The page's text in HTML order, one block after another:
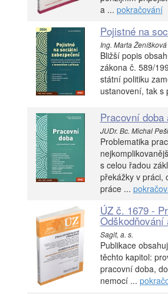
a ... pokračování
Pojistné na
Ing. Marta
Bližší popis
zákona č. 589/
státní politiku
ustanovení, tak s
Pracovní
JUDr. Bc. Michal
Problematika
s celou řadou
překážky v práci,
práce ...
ÚZ č. 1679 -
Odškodňování
Sagit, a. s.
Publikace
těchto kapitol:
pracovní doba,
nemocí ...